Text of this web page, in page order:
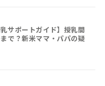
乳サポートガイド】授乳間
で？新米ママ・パパの疑